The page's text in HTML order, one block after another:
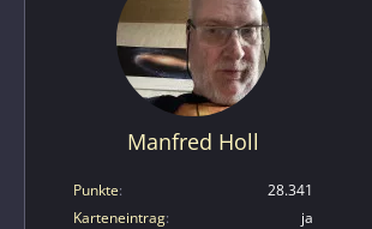
Manfred Holl
Punkte
28.341
Karteneintrag
ja